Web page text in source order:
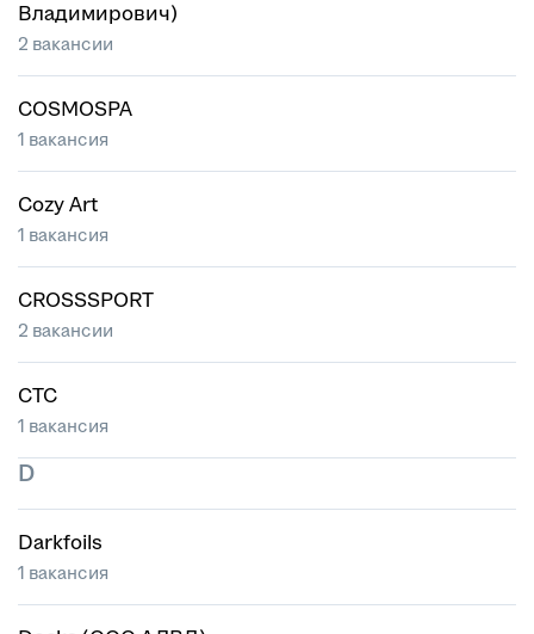
Владимирович)
2 вакансии
COSMOSPA
1 вакансия
Cozy Art
1 вакансия
CROSSSPORT
2 вакансии
CTC
1 вакансия
D
Darkfoils
1 вакансия